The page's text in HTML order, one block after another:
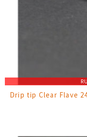
Drip tip Clear Flave